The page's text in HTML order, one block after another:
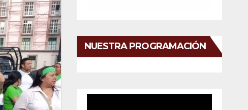
NUESTRA PROGRAMACIÓN